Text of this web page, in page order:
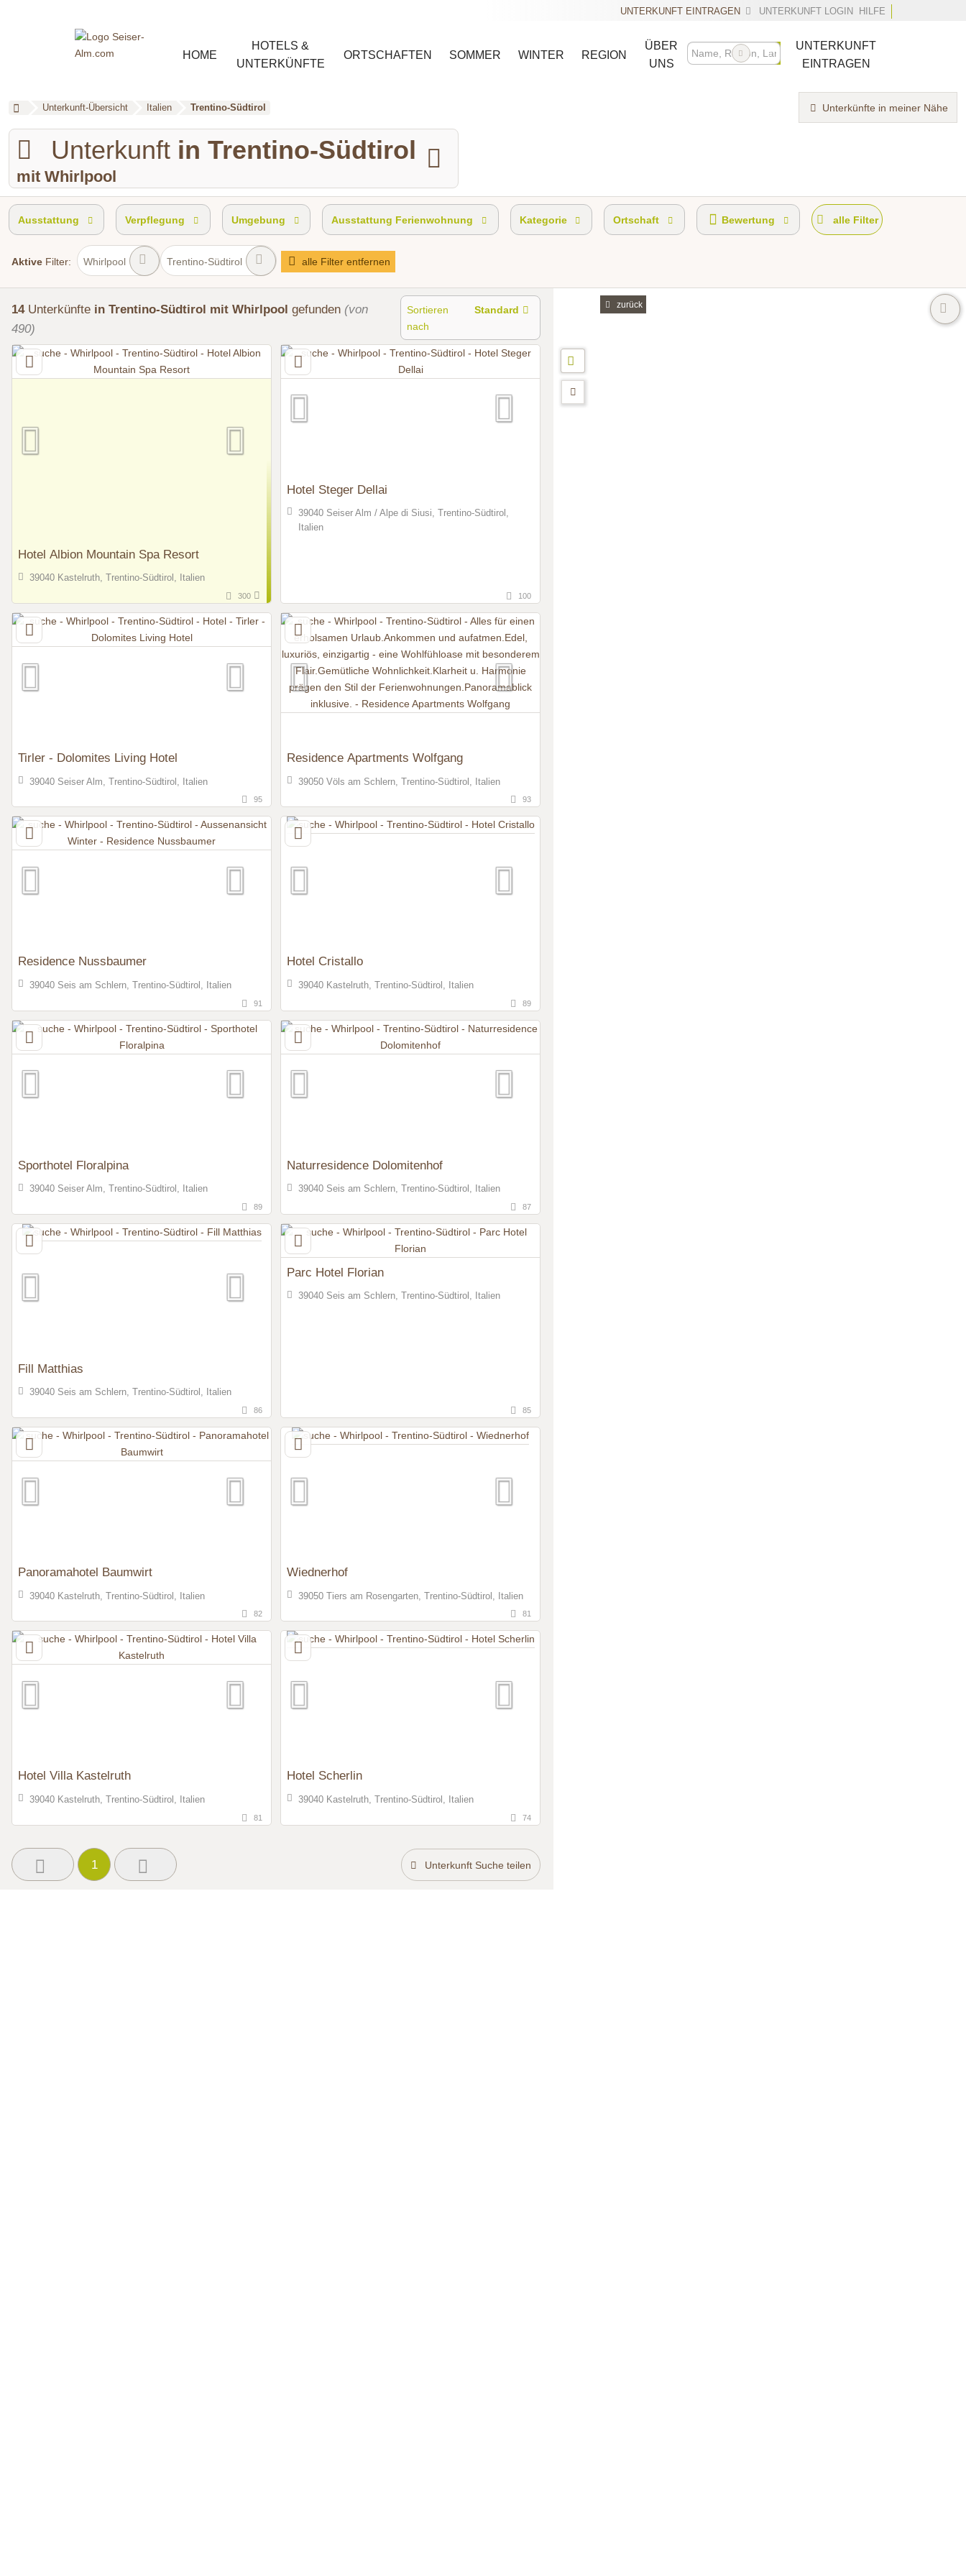
UNTERKUNFT LOGIN HILFE
UNTERKUNFT EINTRAGEN
HOME
HOTELS &
UNTERKÜNFTE
ORTSCHAFTEN SOMMER WINTER REGION
ÜBER
UNS
UNTERKUNFT
EINTRAGEN
Unterkunft-Übersicht Italien Trentino-Südtirol Unterkünfte in meiner Nähe
Unterkunft in Trentino-Südtirol
mit Whirlpool
Ausstattung Verpflegung Umgebung Ausstattung Ferienwohnung Kategorie Ortschaft Bewertung alle Filter
Aktive Filter: Whirlpool Trentino-Südtirol alle Filter entfernen
14Unterkünfte in Trentino-Südtirol mit Whirlpool gefunden (von
490)
Sortieren
nach
Standard
Hotel Albion Mountain Spa Resort
39040 Kastelruth, Trentino-Südtirol, Italien
300
Hotel Steger Dellai
39040 Seiser Alm / Alpe di Siusi, Trentino-Südtirol,
Italien
100
Tirler - Dolomites Living Hotel
39040 Seiser Alm, Trentino-Südtirol, Italien
95
Residence Apartments Wolfgang
39050 Völs am Schlern, Trentino-Südtirol, Italien
93
Residence Nussbaumer
39040 Seis am Schlern, Trentino-Südtirol, Italien
91
Hotel Cristallo
39040 Kastelruth, Trentino-Südtirol, Italien
89
Sporthotel Floralpina
39040 Seiser Alm, Trentino-Südtirol, Italien
89
Naturresidence Dolomitenhof
39040 Seis am Schlern, Trentino-Südtirol, Italien
87
Fill Matthias
39040 Seis am Schlern, Trentino-Südtirol, Italien
86
Parc Hotel Florian
39040 Seis am Schlern, Trentino-Südtirol, Italien
85
Panoramahotel Baumwirt
39040 Kastelruth, Trentino-Südtirol, Italien
82
Wiednerhof
39050 Tiers am Rosengarten, Trentino-Südtirol, Italien
81
Hotel Villa Kastelruth
39040 Kastelruth, Trentino-Südtirol, Italien
81
Hotel Scherlin
39040 Kastelruth, Trentino-Südtirol, Italien
74
1 Unterkunft Suche teilen
zurück